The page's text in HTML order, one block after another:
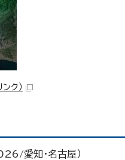
ンク）
愛知・名古屋）